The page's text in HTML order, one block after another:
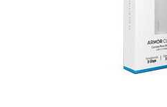
Acerca